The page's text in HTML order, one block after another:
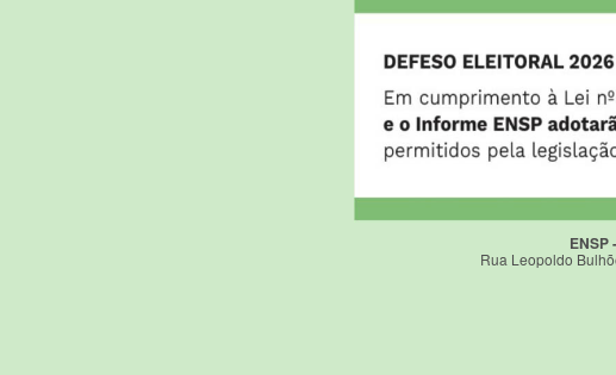
ENSP
Rua Leopoldo